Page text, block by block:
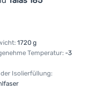
1720 g
Temperatur: -3
Isolierfüllung: